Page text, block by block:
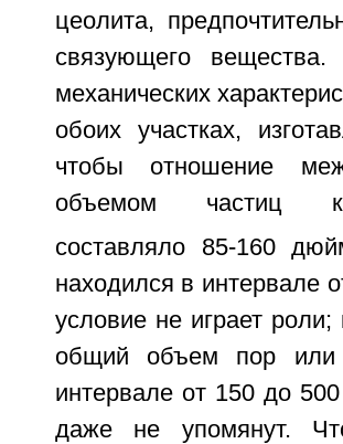
цеолита,
связующего
механических
обоих участках,
чтобы отношение
объемом частиц
составляло 85-160
находился в интервале
условие не играет
общий объем пор
интервале от 150 до
даже не упомянут.